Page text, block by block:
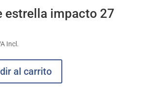
estrella impacto 27
Incl.
al carrito